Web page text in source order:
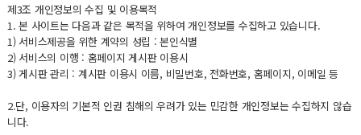
제3조 개인정보의 수집 및 이용목적
1. 본 사이트는 다음과 같은 목적을 위하여 개인정보를 수집하고 있습니다.
1) 서비스제공을 위한 계약의 성립 : 본인식별
2) 서비스의 이행 : 홈페이지 게시판 이용시
3) 게시판 관리 : 계시판 이용시 이름, 비밀번호, 전화번호, 홈페이지, 이메일 등
2.단, 이용자의 기본적 인권 침해의 우려가 있는 민감한 개인정보는 수집하지 않습
니다.